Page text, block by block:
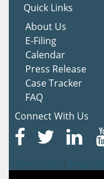
Quick Links
About Us
E-Filing
Calendar
Press Release
Case Tracker
FAQ
Connect With Us
|